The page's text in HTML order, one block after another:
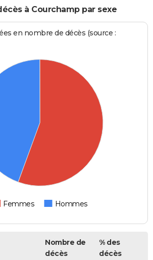
à Courchamp par sexe
en nombre de décès (source :
Femmes Hommes
Nombre de
décès
% des
décès